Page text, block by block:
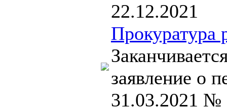
22.12.2021
Прокуратура
заявление о
31.03.2021 №